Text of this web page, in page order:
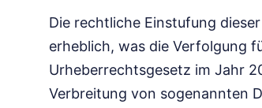
Die rechtliche Einstufung
erheblich, was die Verfolgung
Urheberrechtsgesetz im Jahr
Verbreitung von sogenannten